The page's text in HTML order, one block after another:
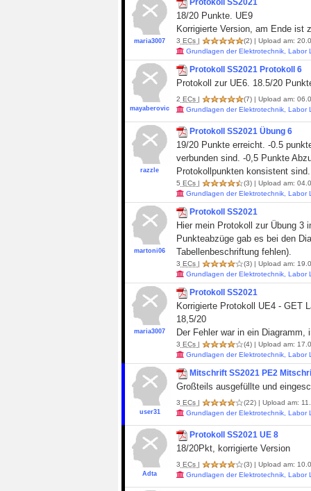
maria3007
Protokoll SS2021
18/20 Punkte. UE9
Korrigierte Version, am Ende ist
3 ECs | (2) | Upload am:
Grundlagen der Elektrotechnik, Labor
mayaberovic
Protokoll SS2021 Protokoll 6
Protokoll zur UE6. 18.5/20
2 ECs | (7) | Upload am:
Grundlagen der Elektrotechnik, Labor
razzle
Protokoll SS2021 Übung 6
19/20 Punkte erreicht. -0.5
verbunden sind. -0,5 Punkte
Protokollpunkten konsistent sind.
5 ECs | (3) | Upload am:
Grundlagen der Elektrotechnik, Labor
martoni06
Protokoll SS2021
Hier mein Protokoll zur Übung 3
Punkteabzüge gab es bei den
Tabellenbeschriftung fehlen).
3 ECs | (3) | Upload am:
Grundlagen der Elektrotechnik, Labor
maria3007
Protokoll SS2021
Korrigierte Protokoll UE4 - GET
18,5/20
Der Fehler war in ein
3 ECs | (4) | Upload am:
Grundlagen der Elektrotechnik, Labor
user31
Mitschrift SS2021 PE2
Großteils ausgefüllte und
3 ECs | (22) | Upload am:
Grundlagen der Elektrotechnik, Labor
Adta
Protokoll SS2021 UE 8
18/20Pkt, korrigierte Version
3 ECs | (3) | Upload am:
Grundlagen der Elektrotechnik, Labor